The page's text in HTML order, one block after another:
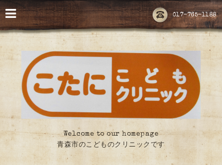
017-765-1188
Welcome to our homepage
青森市のこどものクリニックです